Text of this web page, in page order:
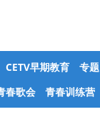
CETV早期教育
专题
春歌会 青春训练营